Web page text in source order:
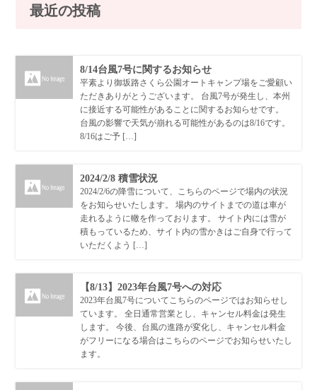
最近の投稿
8/14台風7号に関するお知らせ
平素より御坂路さくら公園オートキャンプ場をご愛顧い
ただきありがとうございます。 台風7号が発生し、本州
に接近する可能性があることに関するお知らせです。
台風の影響で天気が崩れる可能性があるのは8/16です。
8/16はご予 […]
2024/2/8 積雪状況
2024/2/6の降雪について、こちらのページで場内の状況
をお知らせいたします。 場内のサイトまでの道は車が
走れるように轍を作っております。 サイト内には雪が
積もっているため、サイト内の雪かきはご自身で行って
いただくよう […]
【8/13】2023年台風7号への対応
2023年台風7号についてこちらのページではお知らせし
ています。 全日通常営業とし、キャンセル料金は発生
します。 今後、台風の進路が変化し、キャンセル料金
がフリーになる場合はこちらのページでお知らせいたし
ます。